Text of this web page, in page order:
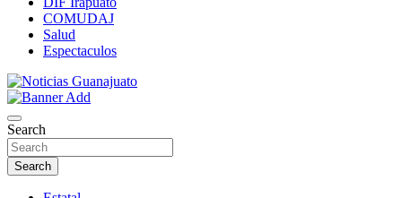
COMUDAJ
Salud
Espectaculos
Noticias Guanajuato
Search
Search